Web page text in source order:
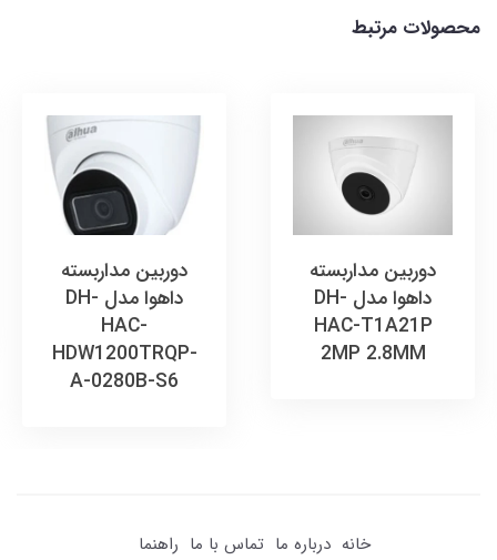
محصولات مرتبط
دوربین مداربسته
داهوا مدل DH-
HAC-T1A21P
2MP 2.8MM
دوربین مداربسته
داهوا مدل DH-
HAC-
HDW1200TRQP-
A-0280B-S6
خانه درباره ما تماس با ما راهنما